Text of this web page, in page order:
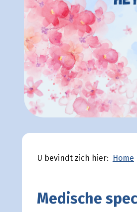
U bevindt zich hier: Home
Medische